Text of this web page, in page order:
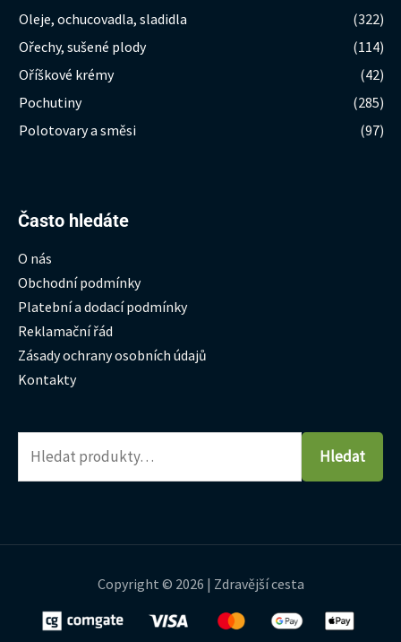
Oleje, ochucovadla, sladidla
(322)
Ořechy, sušené plody
(114)
Oříškové krémy
(42)
Pochutiny
(285)
Polotovary a směsi
(97)
Často hledáte
O nás
Obchodní podmínky
Platební a dodací podmínky
Reklamační řád
Zásady ochrany osobních údajů
Kontakty
Hledat:
Hledat
Copyright © 2026 | Zdravější cesta